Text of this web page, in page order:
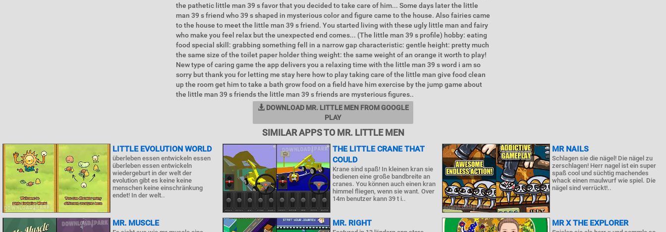
the pathetic little man 39 s favor that you decided to take care of him... Some days later the little
man 39 s friend who 39 s shaped in mysterious color and figure came to the house. Also fairies came
to the house to meet the little man 39 s friend. You started living with these ugly little man and fairy
who make you feel relax but the unexpected end comes... (The little man 39 s profile) hobby: eating
food special skill: grabbing something fell in a narrow gap characteristic: gentle height: pretty much
the same size of the toilet paper holder thing weight: the same weight of an orange it worth to play!
New type of caring game the app delivers you a relaxing time with the little man 39 s word i am so
sorry but thank you for letting me stay here how to play taking care of the little man give food clean
up the room get him to take a bath grow food on a field have him exercise by the jump game about
the little man 39 s friends the little man 39 s friends are mysterious figures..
DOWNLOAD MR. LITTLE MEN FROM GOOGLE
PLAY
SIMILAR APPS TO MR. LITTLE MEN
LITTLE EVOLUTION WORLD
überleben essen entwickeln essen
überleben essen entwickeln
wiedergeburt in der welt der
evolution gibt es keine keine
menschen keine einschränkung
endet! In der welt..
THE LITTLE CRANE THAT
COULD
Krane sind spaß! In kleinen kran sie
bedienen eine große bandbreite an
cranes. You können auch einen kran
himmel fliegen, wenn sie want. Over
14m benutzer kann 39 t i..
MR NAILS
Schlagen sie die nägel! Die nägel zu
zerschlagen! Herr nagel ist ein super
spaß cool und süchtig machendes
whack einen maulwurf wie spiel. Die
nägel sind verrückt!..
MR. MUSCLE MR. RIGHT MR X THE EXPLORER